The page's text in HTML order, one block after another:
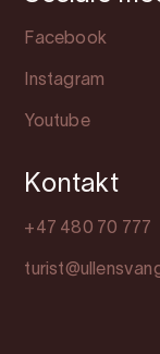
Facebook
Instagram
Youtube
Kontakt
+47 480 70 777